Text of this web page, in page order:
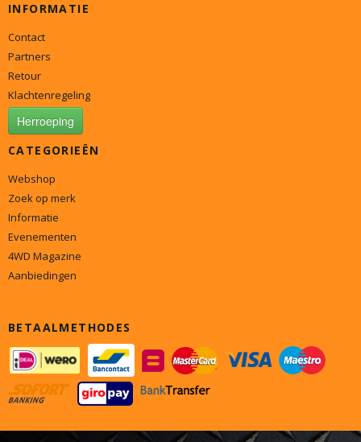
INFORMATIE
Contact
Partners
Retour
Klachtenregeling
Herroeping
CATEGORIEËN
Webshop
Zoek op merk
Informatie
Evenementen
4WD Magazine
Aanbiedingen
BETAALMETHODES